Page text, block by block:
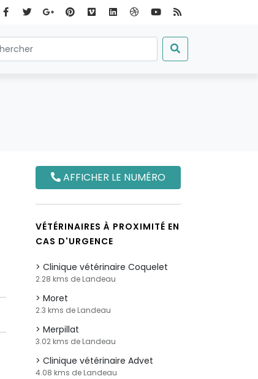
AFFICHER LE NUMÉRO
VÉTÉRINAIRES À PROXIMITÉ EN
CAS D'URGENCE
Clinique vétérinaire Coquelet
2.28 kms de Landeau
Moret
2.3 kms de Landeau
Merpillat
3.02 kms de Landeau
Clinique vétérinaire Advet
4.08 kms de Landeau